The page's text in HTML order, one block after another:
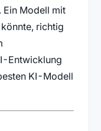
Modell mit
richtig
Entwicklung
KI-Modell